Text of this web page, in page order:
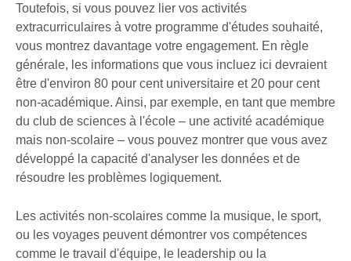
Toutefois, si vous pouvez lier vos activités
extracurriculaires à votre programme d'études souhaité,
vous montrez davantage votre engagement. En règle
générale, les informations que vous incluez ici devraient
être d'environ 80 pour cent universitaire et 20 pour cent
non-académique. Ainsi, par exemple, en tant que membre
du club de sciences à l'école – une activité académique
mais non-scolaire – vous pouvez montrer que vous avez
développé la capacité d'analyser les données et de
résoudre les problèmes logiquement.
Les activités non-scolaires comme la musique, le sport,
ou les voyages peuvent démontrer vos compétences
comme le travail d'équipe, le leadership ou la